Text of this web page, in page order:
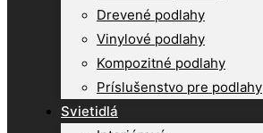
Drevené podlahy
Vinylové podlahy
Kompozitné podlahy
Príslušenstvo pre podlahy
Svietidlá